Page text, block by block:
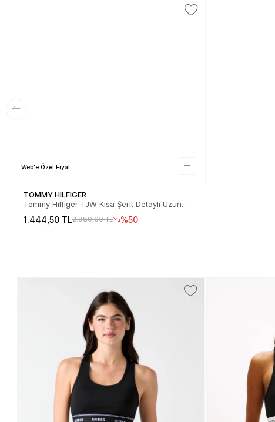
Web'e Özel Fiyat
TOMMY HILFIGER
Tommy Hilfiger TJW Kısa Şerit Detaylı Uzun
DW0DW22538BDS
1.444,50 TL2.889,00 TL %50